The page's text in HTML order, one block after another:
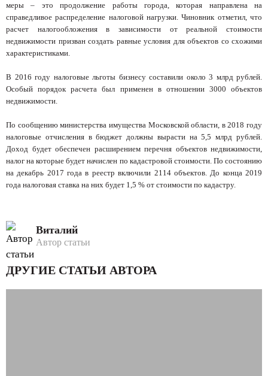
меры – это продолжение работы города, которая направлена на
справедливое распределение налоговой нагрузки. Чиновник отметил, что
расчет налогообложения в зависимости от реальной стоимости
недвижимости призван создать равные условия для объектов со схожими
характеристиками.
В 2016 году налоговые льготы бизнесу составили около 3 млрд рублей.
Особый порядок расчета был применен в отношении 3000 объектов
недвижимости.
По сообщению министерства имущества Московской области, в 2018 году
налоговые отчисления в бюджет должны вырасти на 5,5 млрд рублей.
Доход будет обеспечен расширением перечня объектов недвижимости,
налог на которые будет начислен по кадастровой стоимости. По состоянию
на декабрь 2017 года в реестр включили 2114 объектов. До конца 2019
года налоговая ставка на них будет 1,5 % от стоимости по кадастру.
Виталий
Автор статьи
ДРУГИЕ СТАТЬИ АВТОРА